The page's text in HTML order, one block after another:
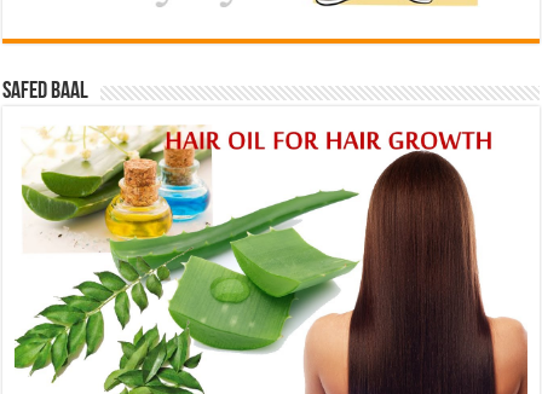
Safed baal